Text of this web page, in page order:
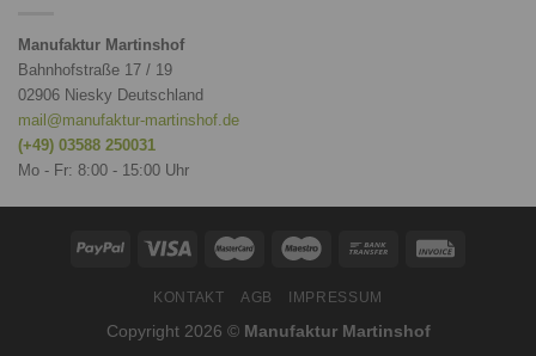
Manufaktur Martinshof
Bahnhofstraße 17 / 19
02906 Niesky Deutschland
mail@manufaktur-martinshof.de
(+49) 03588 250031
Mo - Fr: 8:00 - 15:00 Uhr
KONTAKT AGB IMPRESSUM
Copyright 2026 © Manufaktur Martinshof